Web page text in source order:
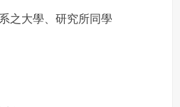
之大學、研究所同學